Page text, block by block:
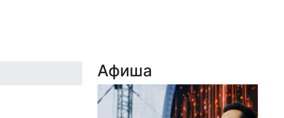
Афиша